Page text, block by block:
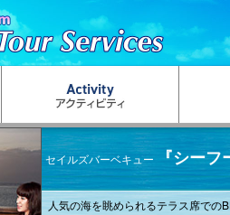
セイルズバーベキュー 『シー
人気の海を眺められるテラス席で